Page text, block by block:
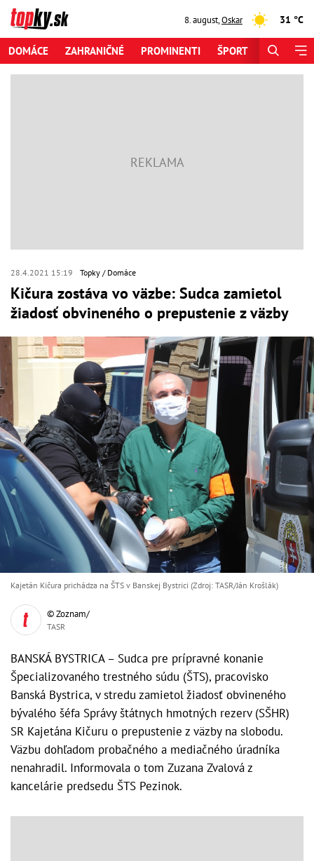
8. august,Oskar 31 °C
DOMÁCE ZAHRANIČNÉ PROMINENTI ŠPORT
28.4.2021 15:19 Topky Domáce
Kičura zostáva vo väzbe: Sudca zamietol
žiadosť obvineného o prepustenie z väzby
Kajetán Kičura prichádza na ŠTS v Banskej Bystrici (Zdroj: TASR/Ján Krošlák)
© Zoznam/
TASR
BANSKÁ BYSTRICA – Sudca pre prípravné konanie
Špecializovaného trestného súdu (ŠTS), pracovisko
Banská Bystrica, v stredu zamietol žiadosť obvineného
bývalého šéfa Správy štátnych hmotných rezerv (SŠHR)
SR Kajetána Kičuru o prepustenie z väzby na slobodu.
Väzbu dohľadom probačného a mediačného úradníka
nenahradil. Informovala o tom Zuzana Zvalová z
kancelárie predsedu ŠTS Pezinok.